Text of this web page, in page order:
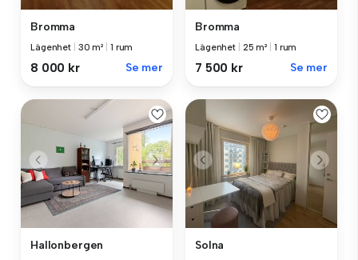
Bromma
Lägenhet 30 m² 1 rum
8 000 kr Se mer
Bromma
Lägenhet 25 m² 1 rum
7 500 kr Se mer
Hallonbergen Solna